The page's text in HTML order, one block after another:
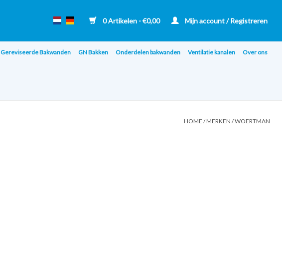
0 Artikelen - €0,00 Mijn account / Registreren
Gereviseerde Bakwanden GN Bakken Onderdelen bakwanden Ventilatie kanalen Over ons
HOME /MERKEN /WOERTMAN